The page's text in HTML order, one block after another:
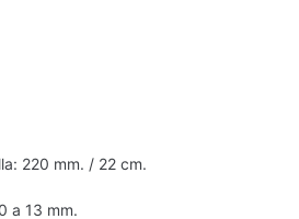
220 mm. / 22 cm.
a 13 mm.